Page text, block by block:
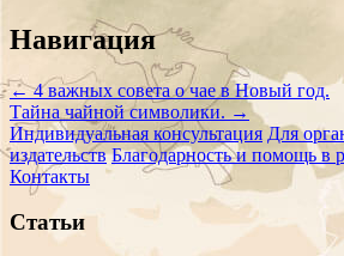
Сообщение
навигации
Навигация
←4 важных совета о чае в Новый год.
Тайна чайной символики. →
Индивидуальная консультация Для
издательств Благодарность и помощь в
Контакты
Статьи